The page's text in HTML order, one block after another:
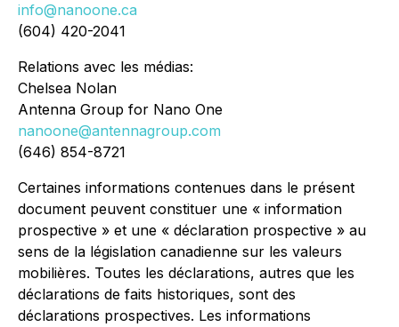
info@nanoone.ca
(604) 420-2041
Relations avec les médias:
Chelsea Nolan
Antenna Group for Nano One
nanoone@antennagroup.com
(646) 854-8721
Certaines informations contenues dans le présent
document peuvent constituer une « information
prospective » et une « déclaration prospective » au
sens de la législation canadienne sur les valeurs
mobilières. Toutes les déclarations, autres que les
déclarations de faits historiques, sont des
déclarations prospectives. Les informations